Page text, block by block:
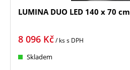
LUMINA DUO LED 140 x 70 cm
8 096 Kč/ kss DPH
Skladem